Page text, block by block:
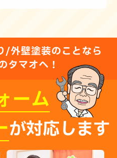
/外壁塗装のことなら
タマオへ！
ーム
が対応します